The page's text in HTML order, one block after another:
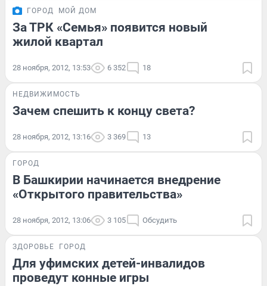
ГОРОД МОЙ ДОМ
За ТРК «Семья» появится новый
жилой квартал
28 ноября, 2012, 13:53 6 352 18
НЕДВИЖИМОСТЬ
Зачем спешить к концу света?
28 ноября, 2012, 13:16 3 369 13
ГОРОД
В Башкирии начинается внедрение
«Открытого правительства»
28 ноября, 2012, 13:06 3 105 Обсудить
ЗДОРОВЬЕ ГОРОД
Для уфимских детей-инвалидов
проведут конные игры